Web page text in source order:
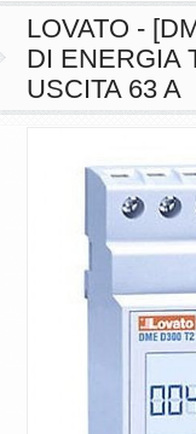
LOVATO -
DI
USCITA 63 A